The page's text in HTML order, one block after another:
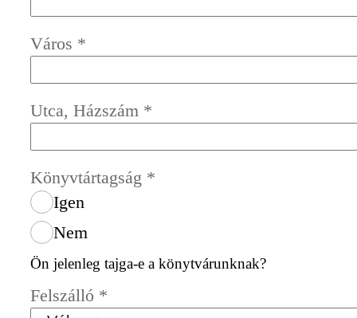
Város *
Utca, Házszám *
Könyvtártagság *
Igen
Nem
Ön jelenleg tajga-e a könytvárunknak?
Felszálló *